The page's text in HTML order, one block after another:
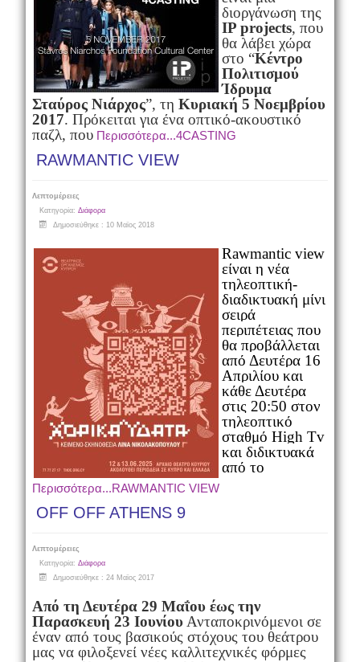
διοργάνωση της
ΙP projects, που
θα λάβει χώρα
στο “Κέντρο
Πολιτισμού
Ίδρυμα
Σταύρος Νιάρχος”, τη Κυριακή 5 Νοεμβρίου
2017. Πρόκειται για ένα οπτικό-ακουστικό
παζλ, που Περισσότερα...4CASTING
RAWMANTIC VIEW
Λεπτομέρειες
Κατηγορία: Διάφορα
Δημοσιεύθηκε : 10 Μαϊος 2018
Rawmantic view
είναι η νέα
τηλεοπτική-
διαδικτυακή μίνι
σειρά
περιπέτειας που
θα προβάλλεται
από Δευτέρα 16
Απριλίου και
κάθε Δευτέρα
στις 20:50 στον
τηλεοπτικό
σταθμό High Tv
και διδικτυακά
από το
Περισσότερα...RAWMANTIC VIEW
OFF OFF ATHENS 9
Λεπτομέρειες
Κατηγορία: Διάφορα
Δημοσιεύθηκε : 24 Μαϊος 2017
Από τη Δευτέρα 29 Μαΐουέως την
Παρασκευή 23 Ιουνίου Ανταποκρινόμενοι σε
έναν από τους βασικούς στόχους του θεάτρου
μας να φιλοξενεί νέες καλλιτεχνικές φόρμες